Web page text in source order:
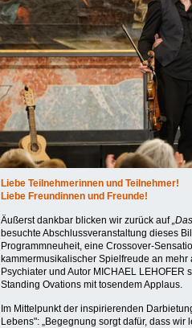
Liebe Teilnehmerinnen und Teilnehmer!
Liebe Freundinnen und Freunde!
Äußerst dankbar blicken wir zurück auf
besuchte Abschlussveranstaltung dieses
Programmneuheit, eine Crossover-
kammermusikalischer Spielfreude an
Psychiater und Autor MICHAEL
Standing Ovations mit tosendem Applaus.
Im Mittelpunkt der inspirierenden
Lebens": „Begegnung sorgt dafür, dass